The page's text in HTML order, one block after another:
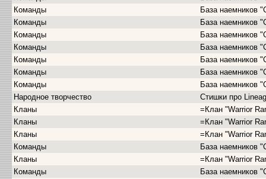
Команды
База наемников
Команды
База наемников
Команды
База наемников
Команды
База наемников
Команды
База наемников
Команды
База наемников
Команды
База наемников
Народное творчество
Стишки про
Кланы
=Клан "Warrior
Кланы
=Клан "Warrior
Кланы
=Клан "Warrior
Команды
База наемников
Кланы
=Клан "Warrior
Команды
База наемников